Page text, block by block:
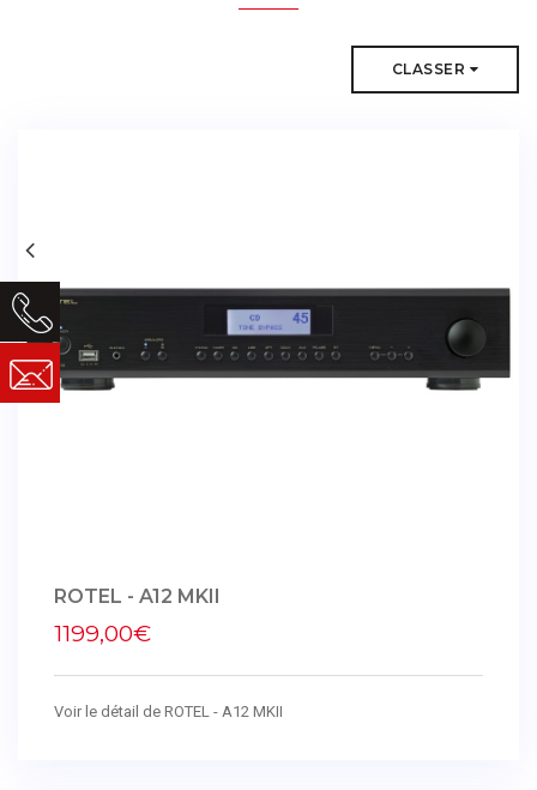
CLASSER
ROTEL - A12 MKII
1199,00€
Voir le détail de ROTEL - A12 MKII